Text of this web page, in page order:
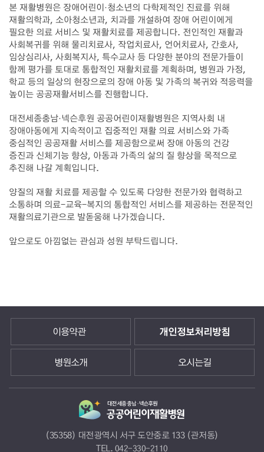
본 재활병원은 장애어린이·청소년의 다학제적인 진료를 위해
재활의학과, 소아청소년과, 치과를 개설하여 장애 어린이에게
필요한 의료 서비스 및 재활치료를 제공합니다. 전인적인 재활과
사회복귀를 위해 물리치료사, 작업치료사, 언어치료사, 간호사,
임상심리사, 사회복지사, 특수교사 등 다양한 분야의 전문가들이
함께 평가를 토대로 통합적인 재활치료를 계획하며, 병원과 가정,
학교 등의 일상의 현장으로의 장애 아동 및 가족의 복귀와 적응력을
높이는 공공재활서비스를 진행합니다.
대전세종충남·넥슨후원 공공어린이재활병원은 지역사회 내
장애아동에게 지속적이고 집중적인 재활 의료 서비스와 가족
중심적인 공공재활 서비스를 제공함으로써 장애 아동의 건강
증진과 신체기능 향상, 아동과 가족의 삶의 질 향상을 목적으로
추진해 나갈 계획입니다.
양질의 재활 치료를 제공할 수 있도록 다양한 전문가와 협력하고
소통하며 의료-교육-복지의 통합적인 서비스를 제공하는 전문적인
재활의료기관으로 발돋움해 나가겠습니다.
앞으로도 아낌없는 관심과 성원 부탁드립니다.
이용약관 개인정보처리방침
병원소개 오시는길
(35358) 대전광역시 서구 도안중로 133 (관저동)
TEL. 042-330-2110